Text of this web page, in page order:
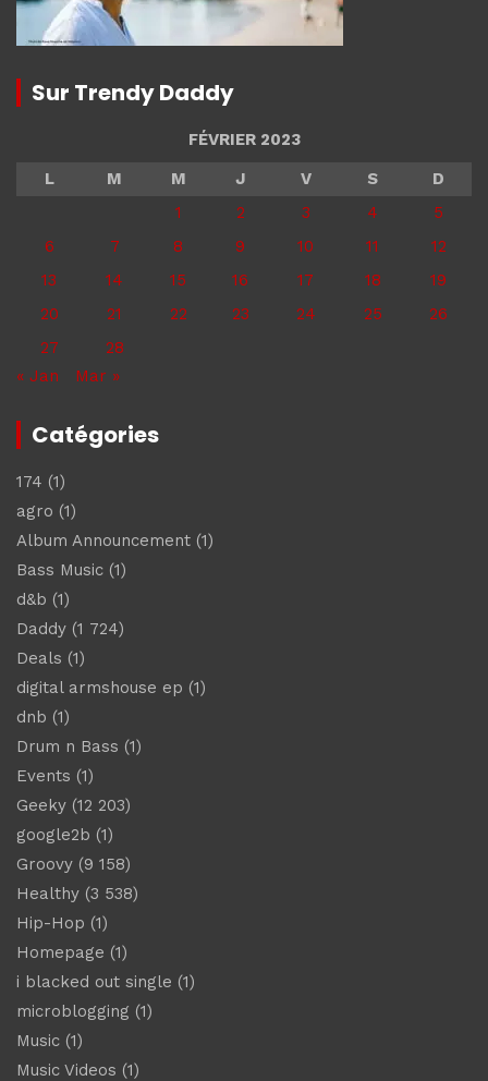
Sur Trendy Daddy
FÉVRIER 2023
L
M M J V S
D
1
2 3 4
5
6
7 8 9 10 11
12
13
14 15 16 17 18
19
20
21 22 23 24 25
26
27
28
« Jan
Mar »
Catégories
174 (1)
agro (1)
Album Announcement (1)
Bass Music (1)
d&b (1)
Daddy (1 724)
Deals (1)
digital armshouse ep (1)
dnb (1)
Drum n Bass (1)
Events (1)
Geeky (12 203)
google2b (1)
Groovy (9 158)
Healthy (3 538)
Hip-Hop (1)
Homepage (1)
i blacked out single (1)
microblogging (1)
Music (1)
Music Videos (1)